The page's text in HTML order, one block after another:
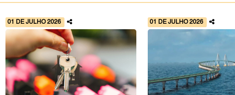
01 DE JULHO 2026 01 DE JULHO 2026